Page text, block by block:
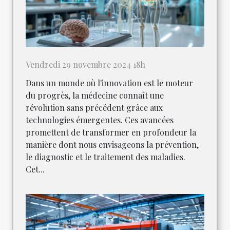
Vendredi 29 novembre 2024 18h
Dans un monde où l'innovation est le moteur
du progrès, la médecine connaît une
révolution sans précédent grâce aux
technologies émergentes. Ces avancées
promettent de transformer en profondeur la
manière dont nous envisageons la prévention,
le diagnostic et le traitement des maladies.
Cet...